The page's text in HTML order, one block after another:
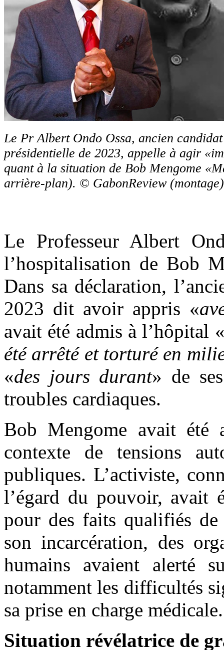
Le Pr Albert Ondo Ossa, ancien
présidentielle de 2023, appelle à agir
quant à la situation de Bob Mengome
arrière-plan). © GabonReview (montage)
Le Professeur Albert
l’hospitalisation de Bob
Dans sa déclaration,
2023 dit avoir appris «
avait été admis à l’hôpital
été arrêté et torturé en
«des jours durant» de
troubles cardiaques.
Bob Mengome avait été
contexte de tensions
publiques. L’activiste,
l’égard du pouvoir, avait
pour des faits qualifiés
son incarcération, des
humains avaient alerté
notamment les difficultés
sa prise en charge médicale.
Situation révélatrice de